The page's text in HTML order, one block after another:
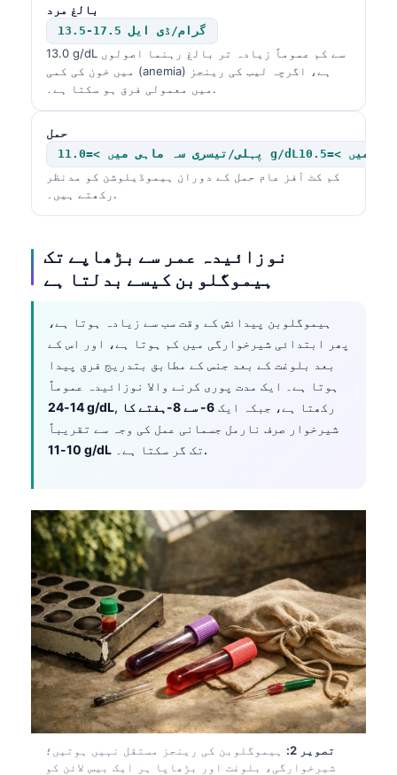
بالغ مرد
13.5-17.5 گرام/ڈی ایل
13.0 g/dL سے کم عموماً زیادہ تر بالغ رہنما اصولوں
میں خون کی کمی (anemia) ہے، اگرچہ لیب کی رینجز
میں معمولی فرق ہو سکتا ہے۔.
حمل
کم کٹ آفز عام حمل کے دوران ہیموڈیلوشن کو مدنظر
رکھتے ہیں۔.
نوزائیدہ عمر سے بڑھاپے تک
ہیموگلوبن کیسے بدلتا ہے
ہیموگلوبن پیدائش کے وقت سب سے زیادہ ہوتا ہے،
پھر ابتدائی شیرخوارگی میں کم ہوتا ہے، اور اس کے
بعد بلوغت کے بعد جنس کے مطابق بتدریج فرق پیدا
ہوتا ہے۔ ایک مدت پوری کرنے والا نوزائیدہ عموماً
14-24 g/dL
, رکھتا ہے، جبکہ ایک 6- سے 8-ہفتے کا
شیرخوار صرف نارمل جسمانی عمل کی وجہ سے تقریباً
10-11 g/dL
تک گر سکتا ہے۔.
تصویر 2:
ہیموگلوبن کی رینجز مستقل نہیں ہوتیں؛
شیرخوارگی، بلوغت اور بڑھاپا ہر ایک بیس لائن کو